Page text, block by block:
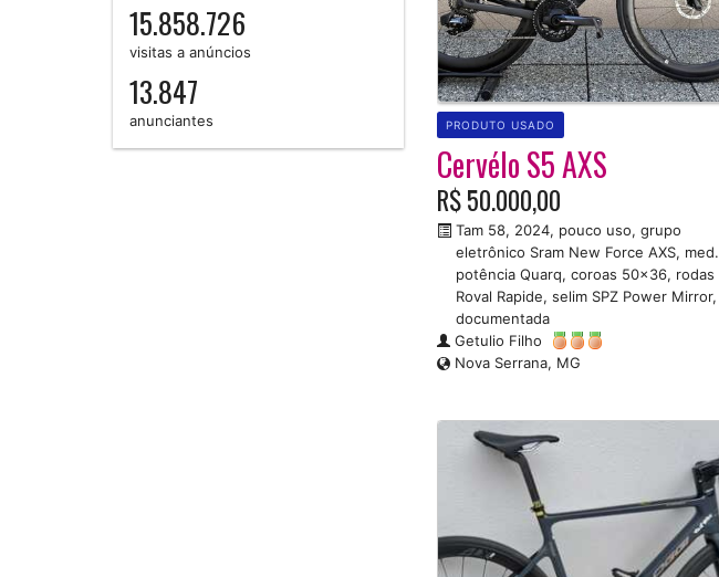
15.858.726
visitas a anúncios
13.847
anunciantes
Cervélo S5 AXS
R$ 50.000,00
Tam 58, 2024, pouco uso, grupo
eletrônico Sram New Force AXS, med.
potência Quarq, coroas 50x36, rodas
Roval Rapide, selim SPZ Power Mirror,
documentada
Getulio Filho
Nova Serrana, MG
PRODUTO USADO